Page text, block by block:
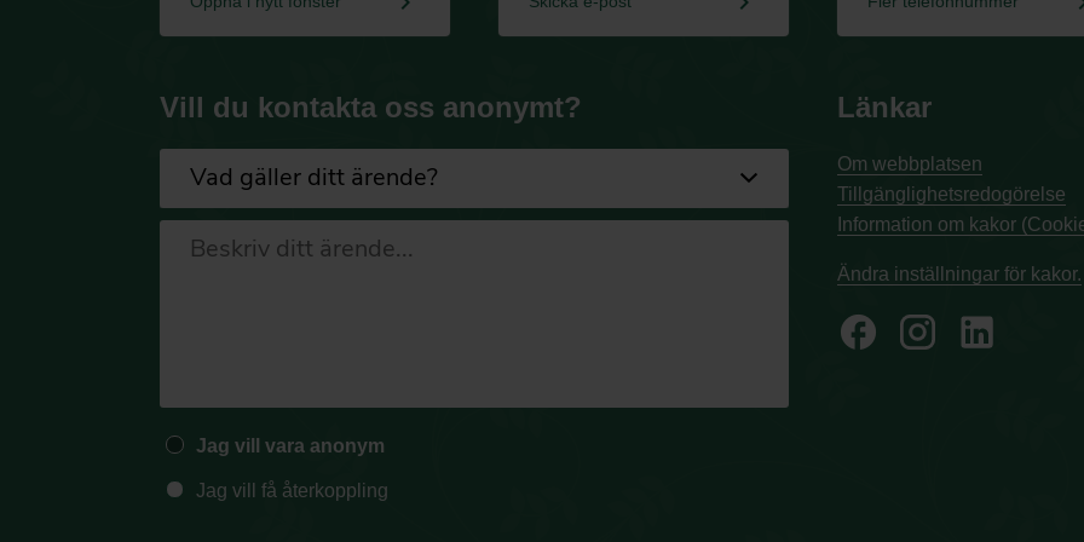
Vill du kontakta oss anonymt?
Jag vill vara anonym
Jag vill få återkoppling
Länkar
Om webbplatsen
Tillgänglighetsredogörelse
Information om kakor
Ändra inställningar för kakor.
facebook